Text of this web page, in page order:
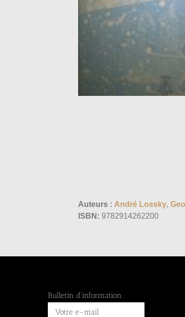
Auteurs : André Lossky,
ISBN: 9782914262200
Bulletin d'information: